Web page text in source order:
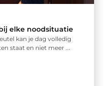
elke noodsituatie
kan je dag volledig
staat en niet meer ...